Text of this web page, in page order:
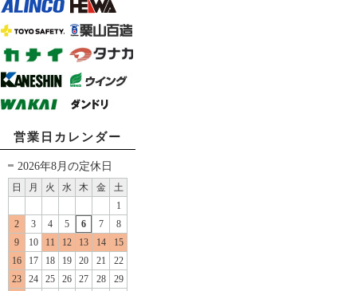
営業日カレンダー
2026年8月の定休日
日 月 火 水 木 金
土
1
2
3 4 5 6 7
8
9
10 11 12 13 14
15
16
17 18 19 20 21
22
23
24 25 26 27 28
29